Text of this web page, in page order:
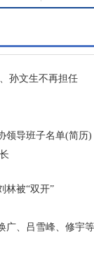
孙文生不再担任
领导班子名单(简历)
林被“双开”
广、吕雪峰、修宇